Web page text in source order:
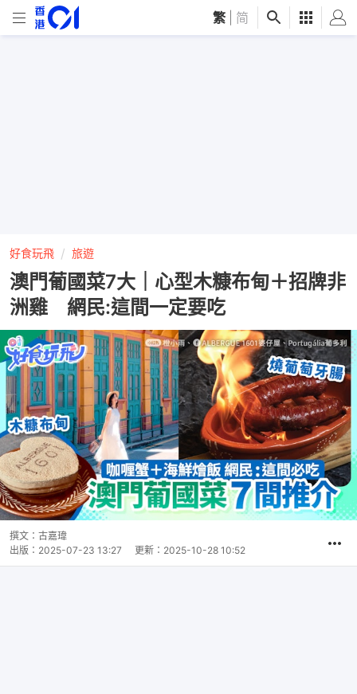
繁 简
好食玩飛 旅遊
澳門葡國菜7大｜心型木糠布甸＋招牌非
洲雞 網民:這間一定要吃
撰文： 古嘉瑋
出版： 2025-07-23 13:27 更新： 2025-10-28 10:52